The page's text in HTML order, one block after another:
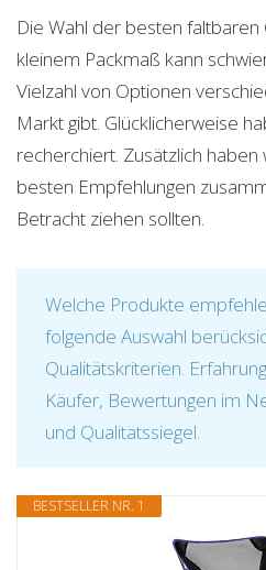
Die Wahl der besten
kleinem Packmaß kann
Vielzahl von Optionen
Markt gibt. Glücklicherweise
recherchiert. Zusätzlich
besten Empfehlungen
Betracht ziehen sollten.
Welche Produkte
folgende Auswahl
Qualitätskriterien.
Käufer, Bewertungen im
und Qualitätssiegel.
BESTSELLER NR. 1